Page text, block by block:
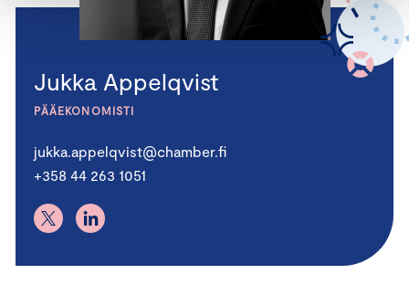
Jukka Appelqvist
PÄÄEKONOMISTI
jukka.appelqvist@chamber.fi
+358 44 263 1051